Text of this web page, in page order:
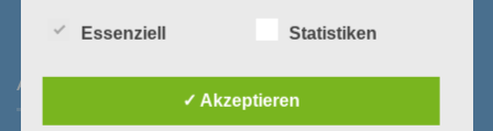
ANFAHRT
gewährleisten, möchten wir vorab die verwendeten
unter anderem die folgenden Begriffe:
Essenziell Statistiken
✓ Akzeptieren